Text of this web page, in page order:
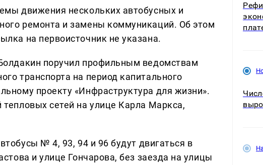
движения нескольких автобусных и
ремонта и замены коммуникаций. Об этом
на первоисточник не указана.
поручил профильным ведомствам
транспорта на период капитального
проекту «Инфраструктура для жизни».
сетей на улице Карла Маркса,
№ 4, 93, 94 и 96 будут двигаться в
и улице Гончарова, без заезда на улицы